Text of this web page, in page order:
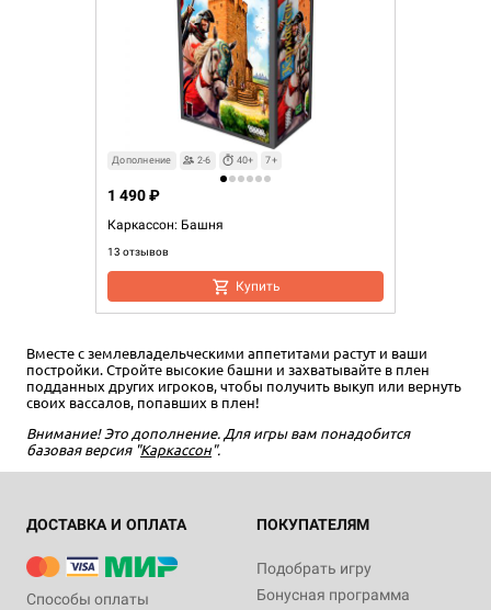
Дополнение 2-6 40+ 7+
Каркассон: Башня
13 отзывов
1 490 ₽
Купить
Вместе с землевладельческими аппетитами растут и ваши
постройки. Стройте высокие башни и захватывайте в плен
подданных других игроков, чтобы получить выкуп или вернуть
своих вассалов, попавших в плен!
Внимание! Это дополнение. Для игры вам понадобится
базовая версия "Каркассон".
ДОСТАВКА И ОПЛАТА
Способы оплаты
ПОКУПАТЕЛЯМ
Подобрать игру
Бонусная программа